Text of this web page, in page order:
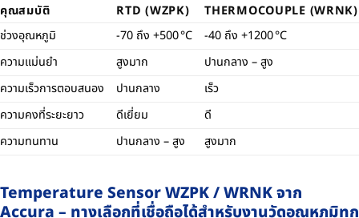
คุณสมบัติ RTD (WZPK)
THERMOCOUPLE (WRNK)
ช่วงอุณหภูมิ
-70 ถึง +500 °C
-40 ถึง +1200 °C
ความแม่นยำ
สูงมาก
ปานกลาง – สูง
ความเร็วการตอบสนอง
ปานกลาง
เร็ว
ความคงที่ระยะยาว
ดีเยี่ยม
ดี
ความทนทาน
ปานกลาง – สูง สูงมาก
Temperature Sensor WZPK / WRNK จาก
Accura – ทางเลือกที่เชื่อถือได้สำหรับงานวัดอุณหภูมิทุก